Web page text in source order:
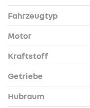
Fahrzeugtyp
Motor
Kraftstoff
Getriebe
Hubraum